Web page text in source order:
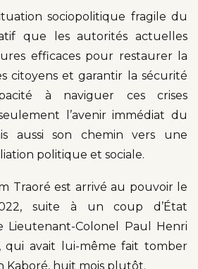
sociopolitique fragile du
que les autorités actuelles
efficaces pour restaurer la
citoyens et garantir la sécurité
à naviguer ces crises
l’avenir immédiat du
aussi son chemin vers une
politique et sociale.
Traoré est arrivé au pouvoir le
suite à un coup d’État
Colonel Paul Henri
qui avait lui-même fait tomber
Kaboré, huit mois plutôt.